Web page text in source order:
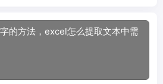
的方法，excel怎么提取文本中需